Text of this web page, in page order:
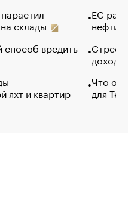
склады
способ вредить
яхт и квартир
ЕС
нефти
Что
для